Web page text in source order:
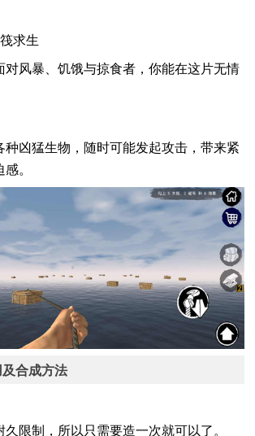
求生
对风暴、饥饿与掠食者，你能在这片无情
种凶猛生物，随时可能发起攻击，带来紧
。
合成方法
限制，所以只需要造一次就可以了。